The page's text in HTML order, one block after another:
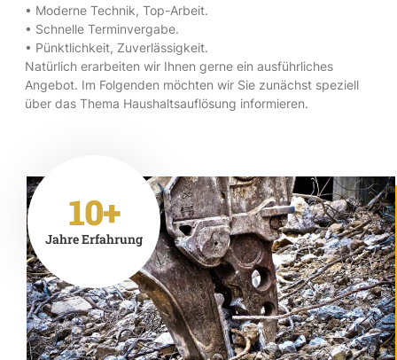
• Moderne Technik, Top-Arbeit.
• Schnelle Terminvergabe.
• Pünktlichkeit, Zuverlässigkeit.
Natürlich erarbeiten wir Ihnen gerne ein ausführliches
Angebot. Im Folgenden möchten wir Sie zunächst speziell
über das Thema Haushaltsauflösung informieren.
10+
Jahre Erfahrung